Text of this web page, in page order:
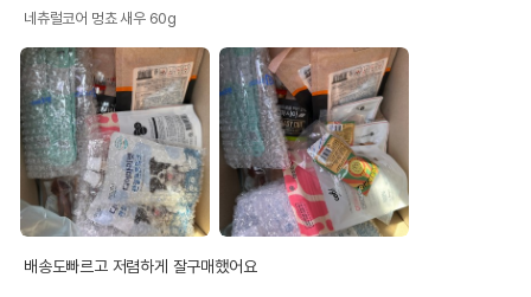
수입자를 함께 표기
AS책임자와 전화번호
또는 소비자상담 관련
전화번호
어바웃펫//1644-9601
유통기한
유통기한이 최소 2026.12.04이거나 그
이후인 상품이 출고됩니다.
단, 상품명에 유통기한 명시된 경우, 해당
유통기한을 따릅니다.
네츄럴코어 멍쵸 새우 60g
배송도빠르고 저렴하게 잘구매했어요